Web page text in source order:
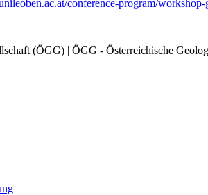
conference-program/
(ÖGG) | ÖGG - Österreichische